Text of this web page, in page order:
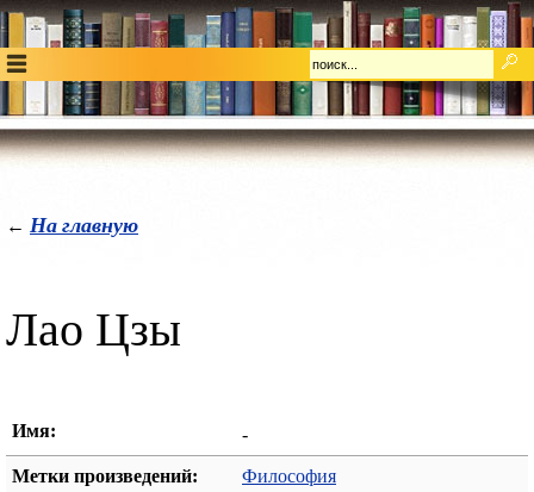
← На главную
Лао Цзы
Имя: -
Метки произведений: Философия